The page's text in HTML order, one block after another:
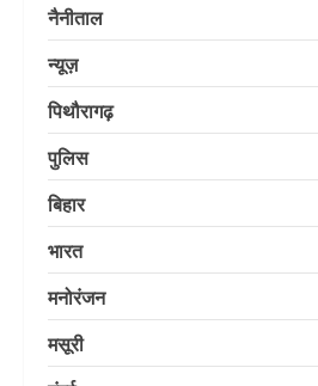
नैनीताल
न्यूज़
पिथौरागढ़
पुलिस
बिहार
भारत
मनोरंजन
मसूरी